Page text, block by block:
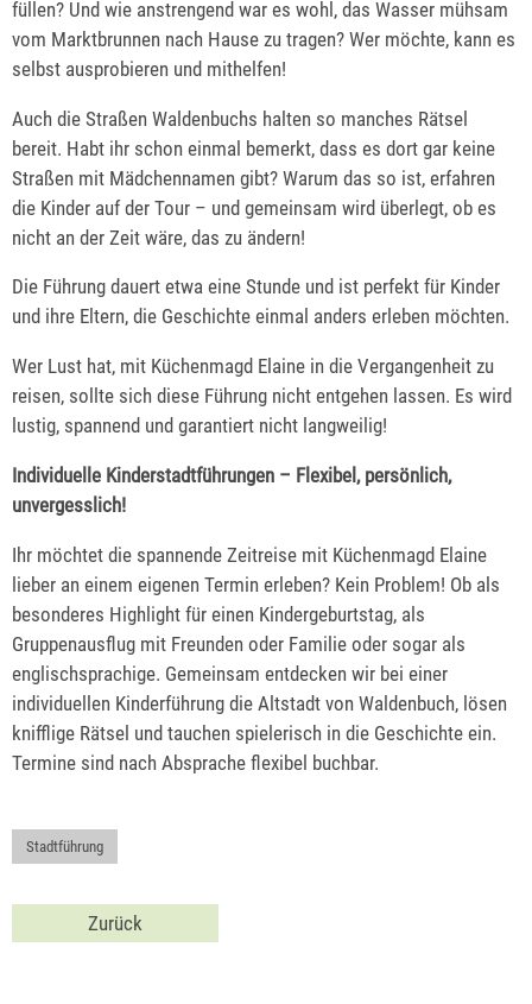
füllen? Und wie anstrengend war es wohl, das Wasser mühsam
vom Marktbrunnen nach Hause zu tragen? Wer möchte, kann es
selbst ausprobieren und mithelfen!
Auch die Straßen Waldenbuchs halten so manches Rätsel
bereit. Habt ihr schon einmal bemerkt, dass es dort gar keine
Straßen mit Mädchennamen gibt? Warum das so ist, erfahren
die Kinder auf der Tour – und gemeinsam wird überlegt, ob es
nicht an der Zeit wäre, das zu ändern!
Die Führung dauert etwa eine Stunde und ist perfekt für Kinder
und ihre Eltern, die Geschichte einmal anders erleben möchten.
Wer Lust hat, mit Küchenmagd Elaine in die Vergangenheit zu
reisen, sollte sich diese Führung nicht entgehen lassen. Es wird
lustig, spannend und garantiert nicht langweilig!
Individuelle Kinderstadtführungen – Flexibel, persönlich,
unvergesslich!
Ihr möchtet die spannende Zeitreise mit Küchenmagd Elaine
lieber an einem eigenen Termin erleben? Kein Problem! Ob als
besonderes Highlight für einen Kindergeburtstag, als
Gruppenausflug mit Freunden oder Familie oder sogar als
englischsprachige. Gemeinsam entdecken wir bei einer
individuellen Kinderführung die Altstadt von Waldenbuch, lösen
knifflige Rätsel und tauchen spielerisch in die Geschichte ein.
Termine sind nach Absprache flexibel buchbar.
Stadtführung
Zurück